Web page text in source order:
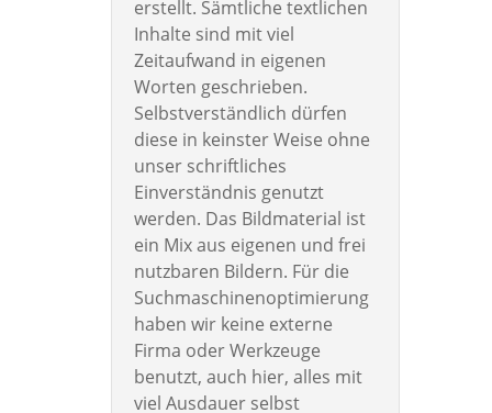
erstellt. Sämtliche textlichen
Inhalte sind mit viel
Zeitaufwand in eigenen
Worten geschrieben.
Selbstverständlich dürfen
diese in keinster Weise ohne
unser schriftliches
Einverständnis genutzt
werden. Das Bildmaterial ist
ein Mix aus eigenen und frei
nutzbaren Bildern. Für die
Suchmaschinenoptimierung
haben wir keine externe
Firma oder Werkzeuge
benutzt, auch hier, alles mit
viel Ausdauer selbst